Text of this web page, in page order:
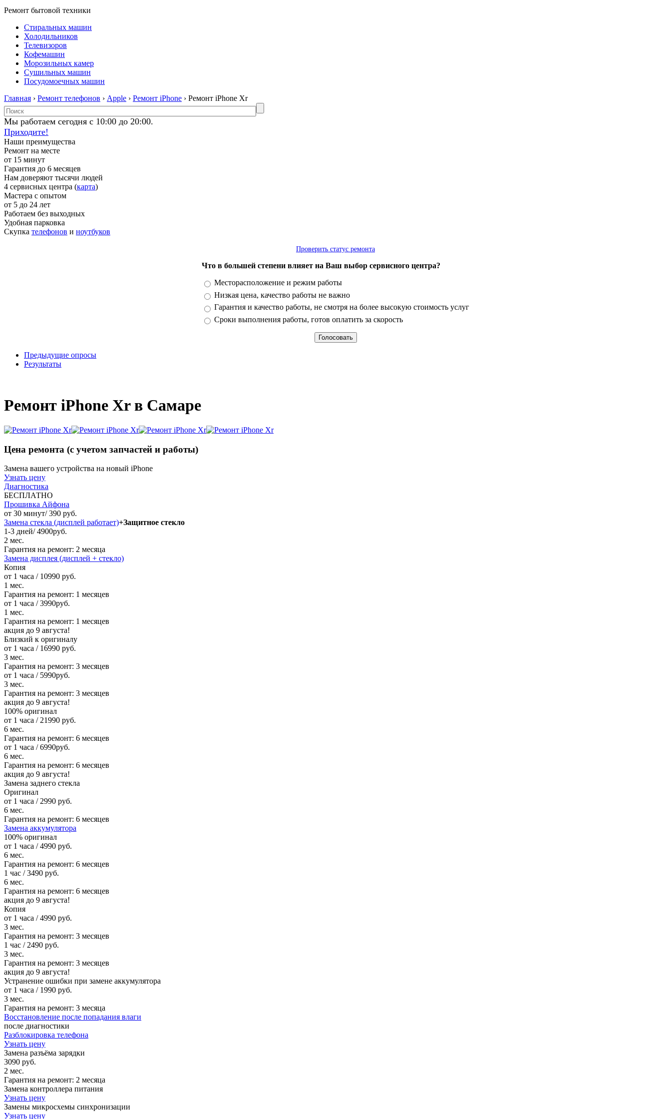
Ремонт бытовой техники
Стиральных машин
Холодильников
Телевизоров
Кофемашин
Морозильных камер
Сушильных машин
Посудомоечных машин
Главная › Ремонт телефонов › Apple › Ремонт iPhone › Ремонт iPhone Xr
Мы работаем сегодня с 10:00 до 20:00.
Приходите!
Наши преимущества
Ремонт на месте
от 15 минут
Гарантия до 6 месяцев
Нам доверяют тысячи людей
4 сервисных центра (карта)
Мастера с опытом
от 5 до 24 лет
Работаем без выходных
Удобная парковка
Скупка телефонов и ноутбуков
Проверить статус ремонта
Что в большей степени влияет на Ваш выбор сервисного центра?
Варианты
Месторасположение и режим работы
Низкая цена, качество работы не важно
Гарантия и качество работы, не смотря на более высокую стоимость услуг
Сроки выполнения работы, готов оплатить за скорость
Предыдущие опросы
Результаты
Ремонт iPhone Xr в Самаре
Цена ремонта (с учетом запчастей и работы)
Замена вашего устройства на новый iPhone
Узнать цену
Диагностика
БЕСПЛАТНО
Прошивка Айфона
от 30 минут/ 390 руб.
Замена стекла (дисплей работает)+Защитное стекло
1-3 дней/ 4900руб.
2 мес.
Гарантия на ремонт: 2 месяца
Замена дисплея (дисплей + стекло)
Копия
от 1 часа / 10990 руб.
1 мес.
Гарантия на ремонт: 1 месяцев
от 1 часа / 3990руб.
1 мес.
Гарантия на ремонт: 1 месяцев
акция до 9 августа!
Близкий к оригиналу
от 1 часа / 16990 руб.
3 мес.
Гарантия на ремонт: 3 месяцев
от 1 часа / 5990руб.
3 мес.
Гарантия на ремонт: 3 месяцев
акция до 9 августа!
100% оригинал
от 1 часа / 21990 руб.
6 мес.
Гарантия на ремонт: 6 месяцев
от 1 часа / 6990руб.
6 мес.
Гарантия на ремонт: 6 месяцев
акция до 9 августа!
Замена заднего стекла
Оригинал
от 1 часа / 2990 руб.
6 мес.
Гарантия на ремонт: 6 месяцев
Замена аккумулятора
100% оригинал
от 1 часа / 4990 руб.
6 мес.
Гарантия на ремонт: 6 месяцев
1 час / 3490 руб.
6 мес.
Гарантия на ремонт: 6 месяцев
акция до 9 августа!
Копия
от 1 часа / 4990 руб.
3 мес.
Гарантия на ремонт: 3 месяцев
1 час / 2490 руб.
3 мес.
Гарантия на ремонт: 3 месяцев
акция до 9 августа!
Устранение ошибки при замене аккумулятора
от 1 часа / 1990 руб.
3 мес.
Гарантия на ремонт: 3 месяца
Восстановление после попадания влаги
после диагностики
Разблокировка телефона
Узнать цену
Замена разъёма зарядки
3090 руб.
2 мес.
Гарантия на ремонт: 2 месяца
Замена контроллера питания
Узнать цену
Замены микросхемы синхронизации
Узнать цену